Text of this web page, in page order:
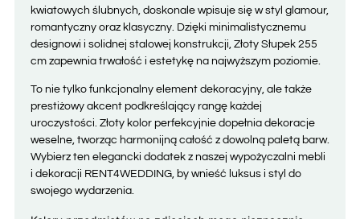
kwiatowych ślubnych, doskonale wpisuje się w styl glamour,
romantyczny oraz klasyczny. Dzięki minimalistycznemu
designowi i solidnej stalowej konstrukcji, Złoty Słupek 255
cm zapewnia trwałość i estetykę na najwyższym poziomie.
To nie tylko funkcjonalny element dekoracyjny, ale także
prestiżowy akcent podkreślający rangę każdej
uroczystości. Złoty kolor perfekcyjnie dopełnia dekoracje
weselne, tworząc harmonijną całość z dowolną paletą barw.
Wybierz ten elegancki dodatek z naszej wypożyczalni mebli
i dekoracji RENT4WEDDING, by wnieść luksus i styl do
swojego wydarzenia.